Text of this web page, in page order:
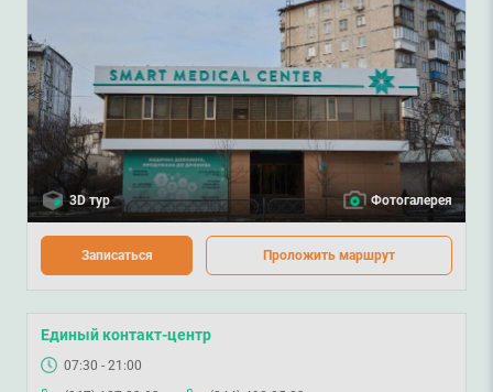
3D тур Фотогалерея
Записаться Проложить маршрут
Единый контакт-центр
07:30 - 21:00